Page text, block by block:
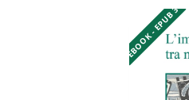
EBOOK - EPUB 3